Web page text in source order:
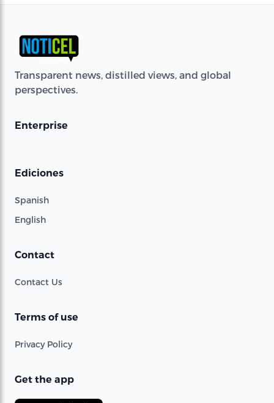
Transparent news, distilled views, and global
perspectives.
Enterprise
Ediciones
Spanish
English
Contact
Contact Us
Terms of use
Privacy Policy
Get the app